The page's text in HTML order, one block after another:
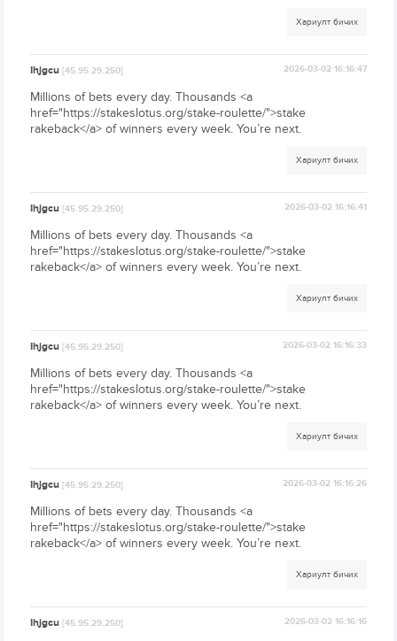
Хариулт бичих
Ihjgcu[45.95.29.250] 2026-03-02 16:16:47
Millions of bets every day. Thousands <a
href="https://stakeslotus.org/stake-roulette/">stake
rakeback</a> of winners every week. You’re next.
Хариулт бичих
Ihjgcu[45.95.29.250] 2026-03-02 16:16:41
Millions of bets every day. Thousands <a
href="https://stakeslotus.org/stake-roulette/">stake
rakeback</a> of winners every week. You’re next.
Хариулт бичих
Ihjgcu[45.95.29.250] 2026-03-02 16:16:33
Millions of bets every day. Thousands <a
href="https://stakeslotus.org/stake-roulette/">stake
rakeback</a> of winners every week. You’re next.
Хариулт бичих
Ihjgcu[45.95.29.250] 2026-03-02 16:16:26
Millions of bets every day. Thousands <a
href="https://stakeslotus.org/stake-roulette/">stake
rakeback</a> of winners every week. You’re next.
Хариулт бичих
Ihjgcu[45.95.29.250] 2026-03-02 16:16:16